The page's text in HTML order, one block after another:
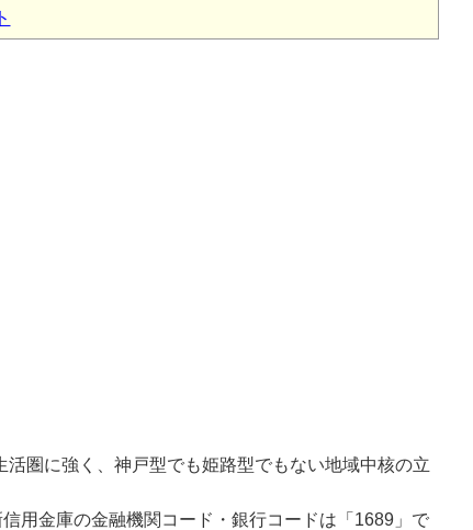
圏に強く、神戸型でも姫路型でもない地域中核の立
用金庫の金融機関コード・銀行コードは「1689」で